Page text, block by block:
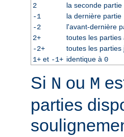
2
la seconde partie
-1
la dernière partie
-2
l'avant-dernière
2+
toutes les
-2+
toutes les
1+et -1+ identique à 0
Si N ou M
parties